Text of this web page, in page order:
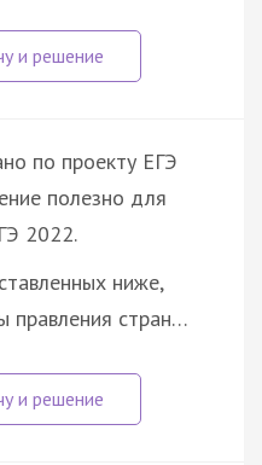
по проекту ЕГЭ
полезно для
2022.
ниже,
правления стран…